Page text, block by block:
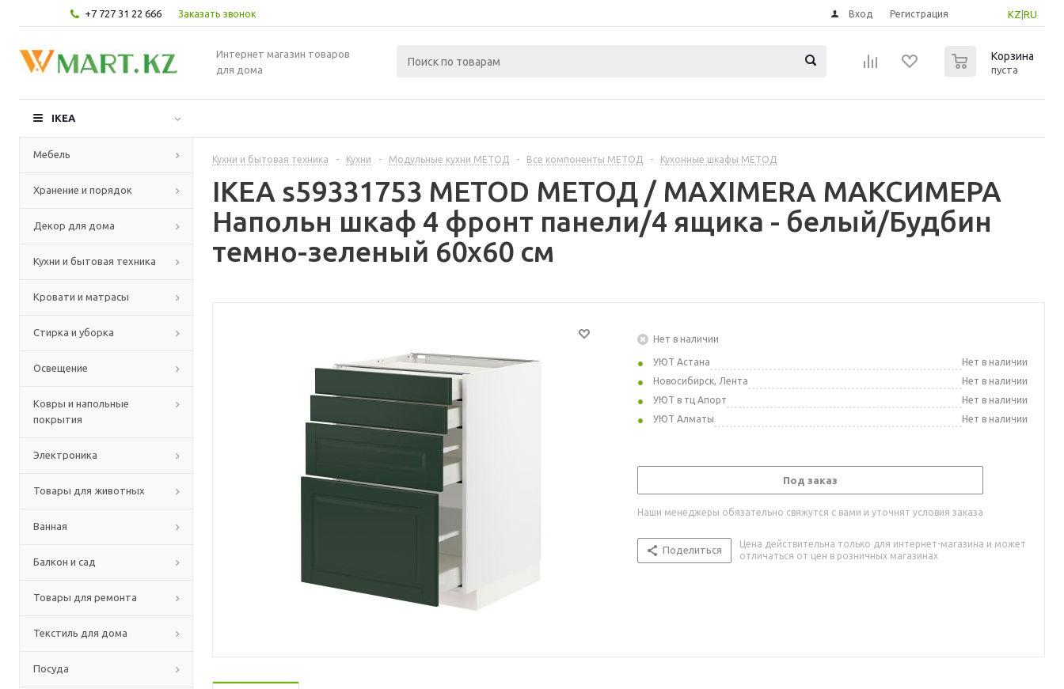
+7 727 31 22 666 Заказать звонок KZ RU
Вход Регистрация
Интернет магазин товаров
для дома
Корзина
пуста
IKEA
Мебель
Хранение и порядок
Декор для дома
Кухни и бытовая техника
Кровати и матрасы
Стирка и уборка
Освещение
Ковры и напольные
покрытия
Электроника
Товары для животных
Ванная
Балкон и сад
Товары для ремонта
Текстиль для дома
Посуда
Кухни и бытовая техника - Кухни - Модульные кухни МЕТОД - Все компоненты МЕТОД - Кухонные шкафы МЕТОД
IKEA s59331753 METOD МЕТОД / MAXIMERA МАКСИМЕРА
Напольн шкаф 4 фронт панели/4 ящика - белый/Будбин
темно-зеленый 60x60 см
Нет в наличии
УЮТ Астана
Нет в наличии
Новосибирск, Лента
Нет в наличии
УЮТ в тц Апорт
Нет в наличии
УЮТ Алматы
Нет в наличии
Под заказ
Наши менеджеры обязательно свяжутся с вами и уточнят условия заказа
Поделиться
Цена действительна только для интернет-магазина и может
отличаться от цен в розничных магазинах